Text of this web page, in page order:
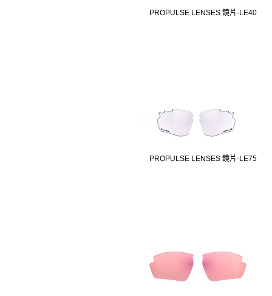
PROPULSE LENSES 鏡片-LE40
PROPULSE LENSES 鏡片-LE75